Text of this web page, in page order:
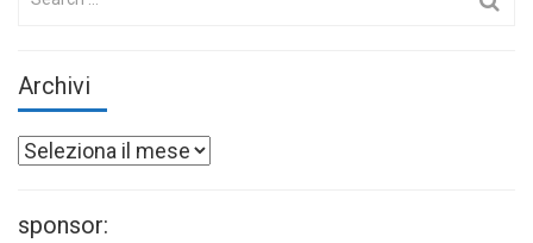
Archivi
Archivi
sponsor: